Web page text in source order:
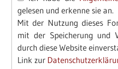
gelesen und erkenne sie an.
Mit der Nutzung dieses
mit der Speicherung und
durch diese Website
Link zur